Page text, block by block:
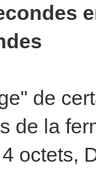
de
de la
octets,